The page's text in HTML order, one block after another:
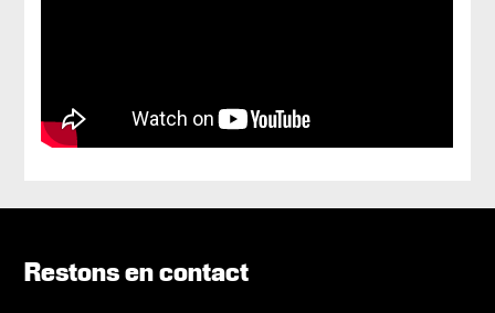
Restons en contact